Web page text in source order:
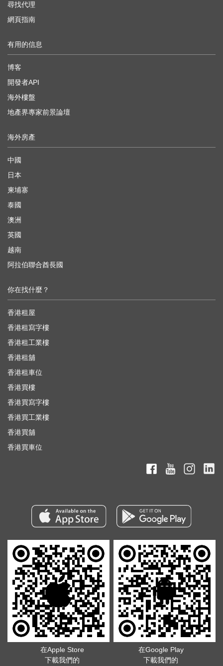
尋找代理
網頁指南
有用的信息
博客
開發者API
海外樓盤
地產界專家前景論壇
海外房產
中國
日本
柬埔寨
泰國
澳洲
英國
越南
阿拉伯聯合酋長國
你在找什麼？
香港租屋
香港租寫字樓
香港租工業樓
香港租舖
香港租車位
香港買樓
香港買寫字樓
香港買工業樓
香港買舖
香港買車位
在Apple Store
下載我們的
在Google Play
下載我們的